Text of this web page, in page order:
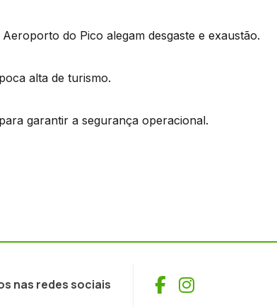
do Pico alegam desgaste e exaustão.
alta de turismo.
garantir a segurança operacional.
nas redes sociais Facebook
Instagram